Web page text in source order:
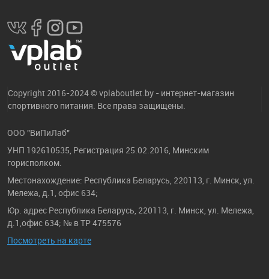
Copyright 2016-2024 © vplaboutlet.by - интернет-магазин
спортивного питания. Все права защищены.
ООО "ВиПиЛаб"
УНП 192610535, Регистрация 25.02.2016, Минским
горисполком.
Местонахождение: Республика Беларусь, 220113, г. Минск, ул.
Мележа, д.1, офис 634;
Юр. адрес Республика Беларусь, 220113, г. Минск, ул. Мележа,
д.1,офис 634; № в ТР 475576
Посмотреть на карте